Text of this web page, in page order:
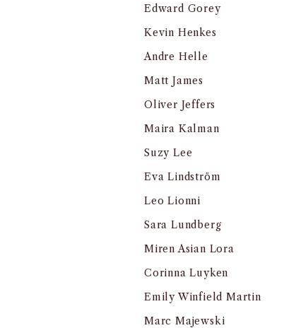
Edward Gorey
Kevin Henkes
Andre Helle
Matt James
Oliver Jeffers
Maira Kalman
Suzy Lee
Eva Lindström
Leo Lionni
Sara Lundberg
Miren Asian Lora
Corinna Luyken
Emily Winfield Martin
Marc Majewski